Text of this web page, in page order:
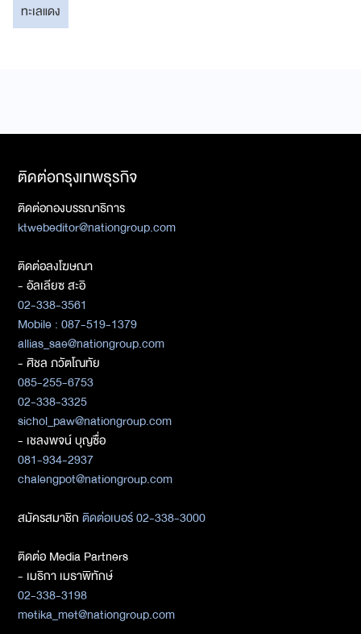
ทะเลแดง
ติดต่อกรุงเทพธุรกิจ
ติดต่อกองบรรณาธิการ
ktwebeditor@nationgroup.com
ติดต่อลงโฆษณา
- อัลเลียซ สะอิ
02-338-3561
Mobile : 087-519-1379
allias_sae@nationgroup.com
- ศิชล ภวัตโณทัย
085-255-6753
02-338-3325
sichol_paw@nationgroup.com
- เชลงพจน์ บุญซื่อ
081-934-2937
chalengpot@nationgroup.com
สมัครสมาชิกติดต่อเบอร์ 02-338-3000
ติดต่อ Media Partners
- เมธิกา เมธาพิทักษ์
02-338-3198
metika_met@nationgroup.com